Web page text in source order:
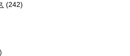
(242)